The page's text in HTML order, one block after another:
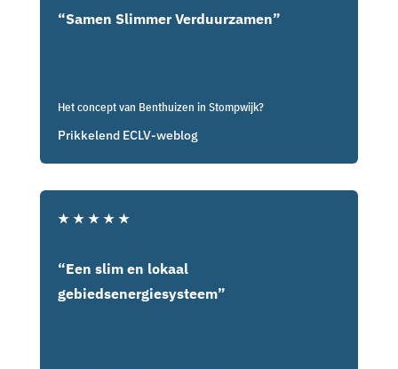
“Samen Slimmer Verduurzamen”
Het concept van Benthuizen in Stompwijk?
Prikkelend ECLV-weblog
★ ★ ★ ★ ★
“Een slim en lokaal
gebiedsenergiesysteem”